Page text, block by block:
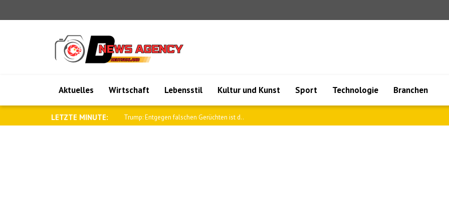
Aktuelles Wirtschaft Lebensstil Kultur und Kunst Sport Technologie Branchen
LETZTE MINUTE: Al-Scharaa empfing den britischen Nation..